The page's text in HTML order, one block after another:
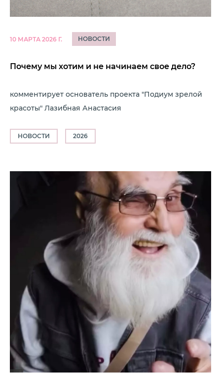
10 МАРТА 2026 Г. НОВОСТИ
Почему мы хотим и не начинаем свое дело?
комментирует основатель проекта "Подиум зрелой
красоты" Лазибная Анастасия
НОВОСТИ 2026